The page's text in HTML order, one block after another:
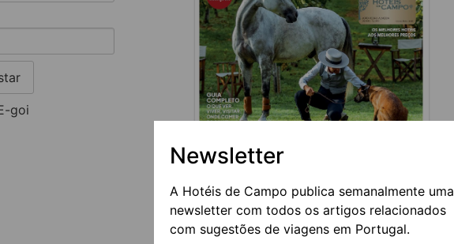
Newsletter
A Hotéis de Campo publica semanalmente uma
newsletter com todos os artigos relacionados
com sugestões de viagens em Portugal.
goi
REDES SOCIAIS